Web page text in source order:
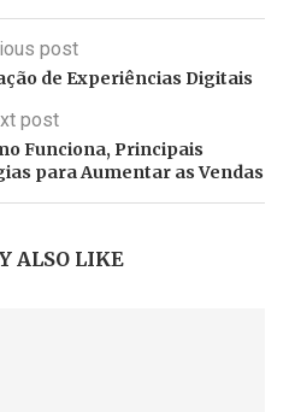
post
de Experiências Digitais
post
Funciona, Principais
para Aumentar as Vendas
ALSO LIKE